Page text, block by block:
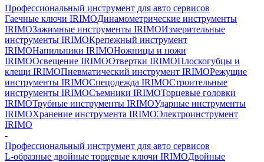
Профессиональный инструмент для авто сервисов
Гаечные ключи IRIMOДинамометрические инструменты
IRIMOЗажимные инструменты IRIMOИзмерительные
инструменты IRIMOКрепежный инструмент
IRIMOНапильники IRIMOНожницы и ножи
IRIMOОсвещение IRIMOОтвертки IRIMOПлоскогубцы и
клещи IRIMOПневматический инструмент IRIMOРежущие
инструменты IRIMOСпецодежда IRIMOСтроительные
инструменты IRIMOСъемники IRIMOТорцевые головки
IRIMOТрубные инструменты IRIMOУдарные инструменты
IRIMOХранение инструмента IRIMOЭлектроинструмент
IRIMO
-
Профессиональный инструмент для авто сервисов
L-образные двойные торцевые ключи IRIMOДвойные